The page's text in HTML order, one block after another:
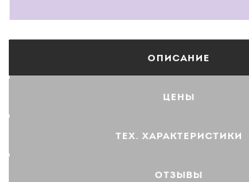
ОПИСАНИЕ
ЦЕНЫ
ТЕХ. ХАРАКТЕРИСТИКИ
ОТЗЫВЫ